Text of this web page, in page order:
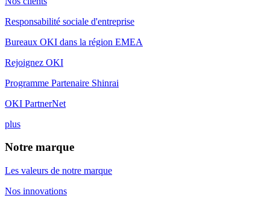
Responsabilité sociale d'entreprise
Bureaux OKI dans la région EMEA
Rejoignez OKI
Programme Partenaire Shinrai
OKI PartnerNet
plus
Notre marque
Les valeurs de notre marque
Nos innovations